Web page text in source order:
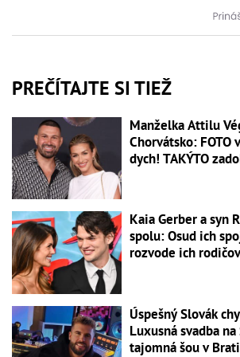
PREČÍTAJTE SI TIEŽ
Manželka Attilu
Chorvátsko: FOTO
dych! TAKÝTO
Kaia Gerber a syn
spolu: Osud ich
rozvode ich
Úspešný Slovák
Luxusná svadba
tajomná šou v